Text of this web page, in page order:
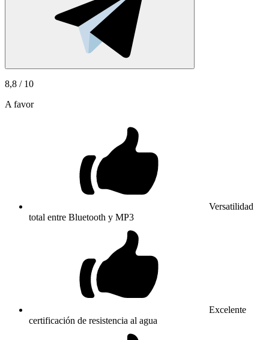
8,8 / 10
A favor
Versatilidad
total entre Bluetooth y MP3
Excelente
certificación de resistencia al agua